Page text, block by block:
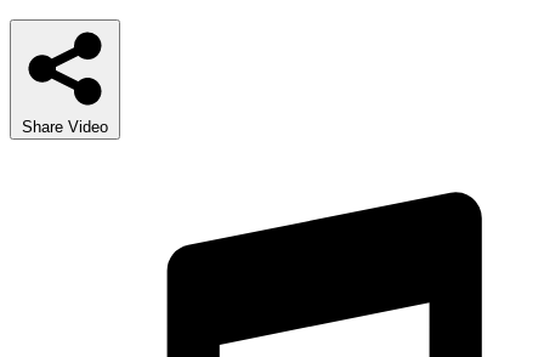
Share Video